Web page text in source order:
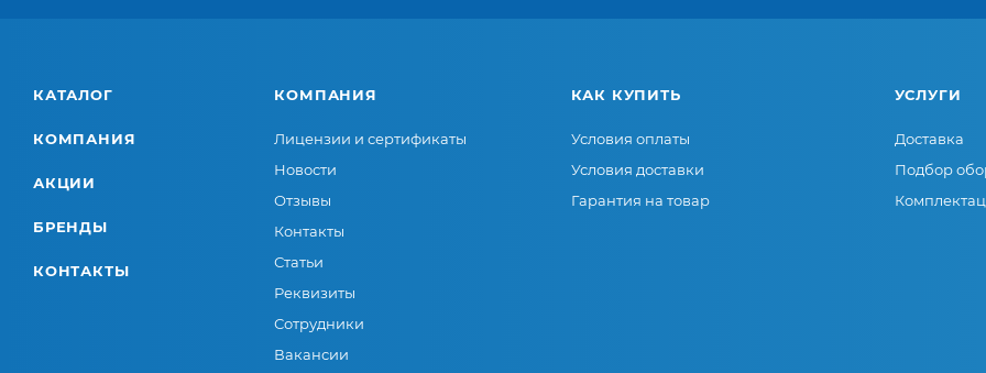
КАТАЛОГ
КОМПАНИЯ
АКЦИИ
БРЕНДЫ
КОНТАКТЫ
КОМПАНИЯ
Лицензии и сертификаты
Новости
Отзывы
Контакты
Статьи
Реквизиты
Сотрудники
Вакансии
КАК КУПИТЬ
Условия оплаты
Условия доставки
Гарантия на товар
УСЛУГИ
Доставка
Подбор